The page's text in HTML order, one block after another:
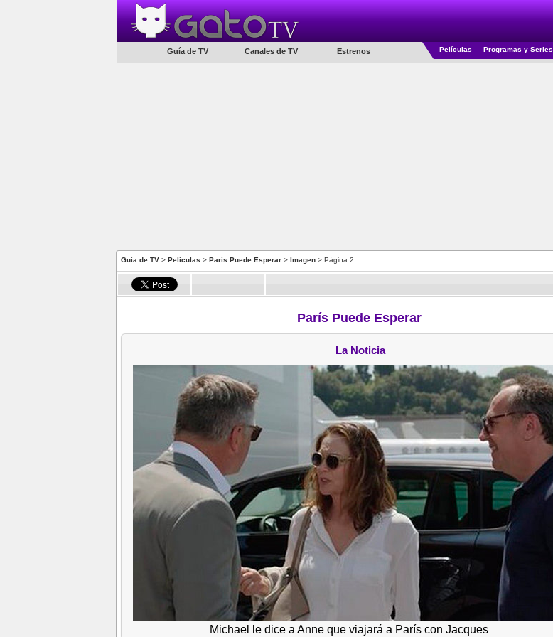
Guía de TV Canales de TV Estrenos Películas Programas y Series
Guía de TV > Películas > París Puede Esperar > Imagen > Página 2
París Puede Esperar
La Noticia
Michael le dice a Anne que viajará a París con Jacques